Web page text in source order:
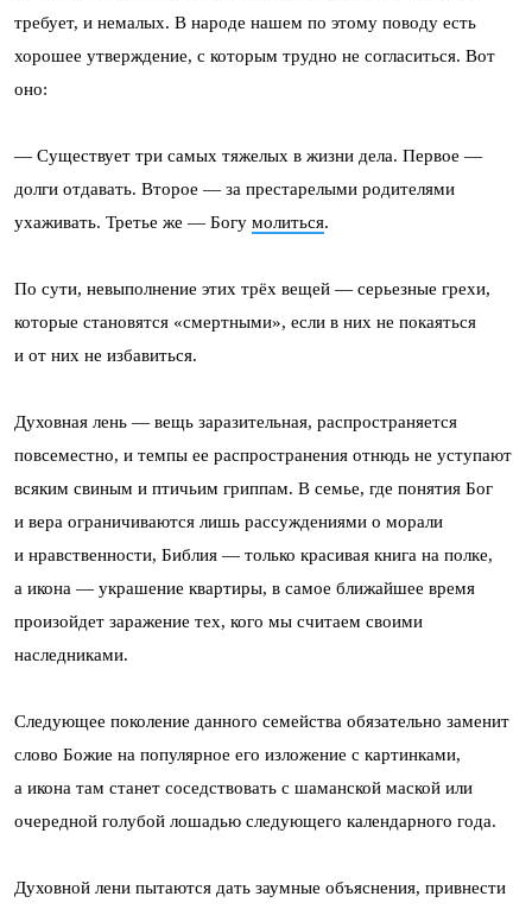
требует, и немалых. В народе нашем по этому поводу есть
хорошее утверждение, с которым трудно не согласиться. Вот
оно:
— Существует три самых тяжелых в жизни дела. Первое —
долги отдавать. Второе — за престарелыми родителями
ухаживать. Третье же — Богу молиться.
По сути, невыполнение этих трёх вещей — серьезные грехи,
которые становятся «смертными», если в них не покаяться
и от них не избавиться.
Духовная лень — вещь заразительная, распространяется
повсеместно, и темпы ее распространения отнюдь не уступают
всяким свиным и птичьим гриппам. В семье, где понятия Бог
и вера ограничиваются лишь рассуждениями о морали
и нравственности, Библия — только красивая книга на полке,
а икона — украшение квартиры, в самое ближайшее время
произойдет заражение тех, кого мы считаем своими
наследниками.
Следующее поколение данного семейства обязательно заменит
слово Божие на популярное его изложение с картинками,
а икона там станет соседствовать с шаманской маской или
очередной голубой лошадью следующего календарного года.
Духовной лени пытаются дать заумные объяснения, привнести